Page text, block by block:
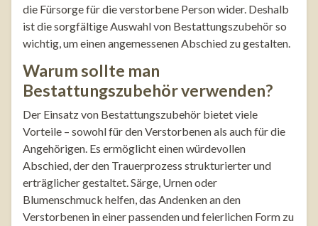
die Fürsorge für die verstorbene Person wider. Deshalb
ist die sorgfältige Auswahl von Bestattungszubehör so
wichtig, um einen angemessenen Abschied zu gestalten.
Warum sollte man
Bestattungszubehör verwenden?
Der Einsatz von Bestattungszubehör bietet viele
Vorteile – sowohl für den Verstorbenen als auch für die
Angehörigen. Es ermöglicht einen würdevollen
Abschied, der den Trauerprozess strukturierter und
erträglicher gestaltet. Särge, Urnen oder
Blumenschmuck helfen, das Andenken an den
Verstorbenen in einer passenden und feierlichen Form zu